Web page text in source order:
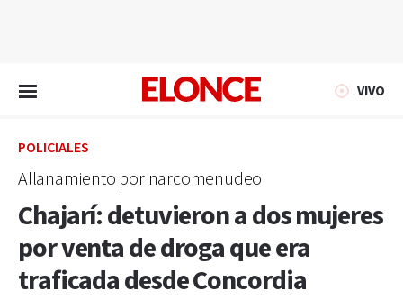
VIVO
POLICIALES
Allanamiento por narcomenudeo
Chajarí: detuvieron a dos mujeres
por venta de droga que era
traficada desde Concordia